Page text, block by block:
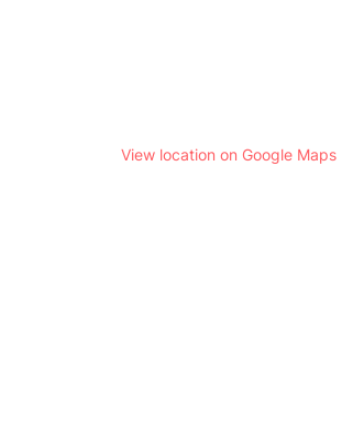
View location on Google Maps